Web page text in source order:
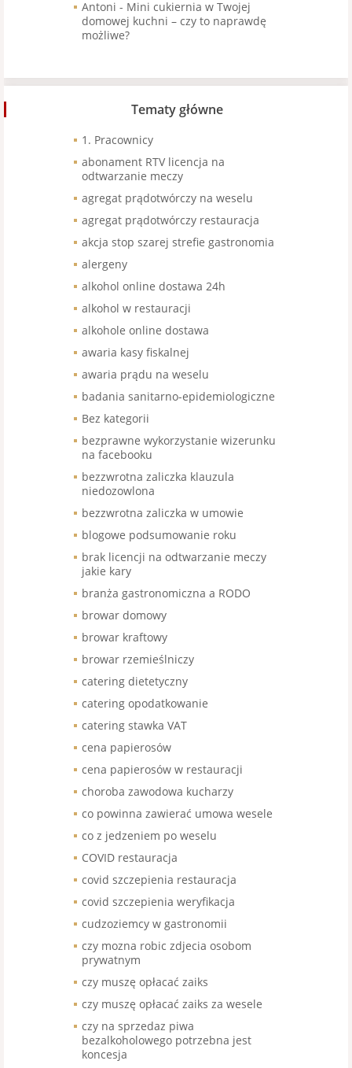
Antoni - Mini cukiernia w Twojej
domowej kuchni – czy to naprawdę
możliwe?
Tematy główne
1. Pracownicy
abonament RTV licencja na
odtwarzanie meczy
agregat prądotwórczy na weselu
agregat prądotwórczy restauracja
akcja stop szarej strefie gastronomia
alergeny
alkohol online dostawa 24h
alkohol w restauracji
alkohole online dostawa
awaria kasy fiskalnej
awaria prądu na weselu
badania sanitarno-epidemiologiczne
Bez kategorii
bezprawne wykorzystanie wizerunku
na facebooku
bezzwrotna zaliczka klauzula
niedozowlona
bezzwrotna zaliczka w umowie
blogowe podsumowanie roku
brak licencji na odtwarzanie meczy
jakie kary
branża gastronomiczna a RODO
browar domowy
browar kraftowy
browar rzemieślniczy
catering dietetyczny
catering opodatkowanie
catering stawka VAT
cena papierosów
cena papierosów w restauracji
choroba zawodowa kucharzy
co powinna zawierać umowa wesele
co z jedzeniem po weselu
COVID restauracja
covid szczepienia restauracja
covid szczepienia weryfikacja
cudzoziemcy w gastronomii
czy mozna robic zdjecia osobom
prywatnym
czy muszę opłacać zaiks
czy muszę opłacać zaiks za wesele
czy na sprzedaz piwa
bezalkoholowego potrzebna jest
koncesja